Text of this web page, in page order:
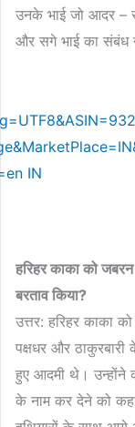
उनके भाई जो आदर –
और सगे भाई का संबंध
हरिहर काका को जबरन
बरताव किया?
उत्तर: हरिहर काका
पक्षधर और
हुए आदमी थे। उन्होंने
के नाम कर देने को